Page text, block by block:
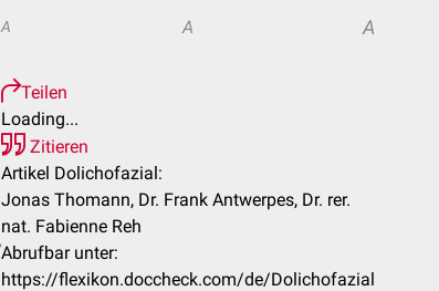
A A A
Teilen
Loading...
Zitieren
Artikel Dolichofazial:
Jonas Thomann, Dr. Frank Antwerpes, Dr. rer.
nat. Fabienne Reh
Abrufbar unter:
https://flexikon.doccheck.com/de/Dolichofazial